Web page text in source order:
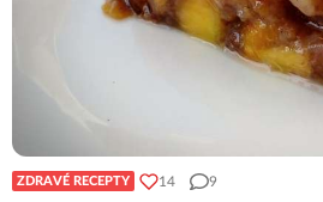
ZDRAVÉ RECEPTY 14 9